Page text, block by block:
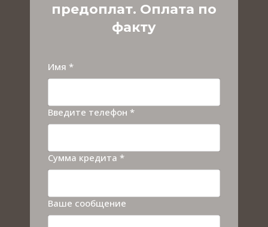
предоплат. Оплата по
факту
Имя *
Введите телефон *
Сумма кредита *
Ваше сообщение